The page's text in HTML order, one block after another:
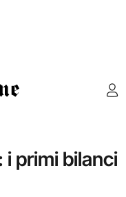
i primi bilanci